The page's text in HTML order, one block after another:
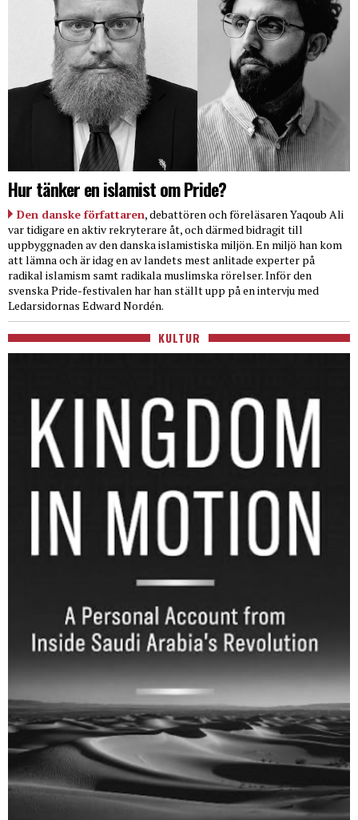
Hur tänker en islamist om Pride?
Den danske författaren, debattören och föreläsaren Yaqoub Ali
var tidigare en aktiv rekryterare åt, och därmed bidragit till
uppbyggnaden av den danska islamistiska miljön. En miljö han kom
att lämna och är idag en av landets mest anlitade experter på
radikal islamism samt radikala muslimska rörelser. Inför den
svenska Pride-festivalen har han ställt upp på en intervju med
Ledarsidornas Edward Nordén.
KULTUR